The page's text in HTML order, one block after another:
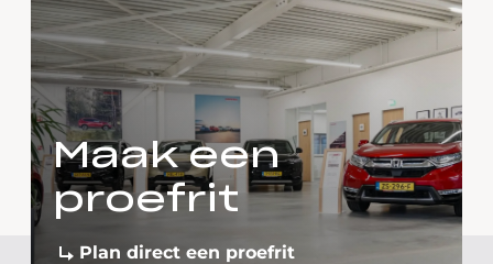
Maak een
proefrit
Plan direct een proefrit